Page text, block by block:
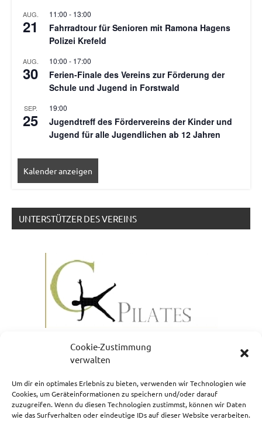
Cookie-Zustimmung
verwalten
Um dir ein optimales Erlebnis zu bieten, verwenden wir Technologien wie
Cookies, um Geräteinformationen zu speichern und/oder darauf
zuzugreifen. Wenn du diesen Technologien zustimmst, können wir Daten
wie das Surfverhalten oder eindeutige IDs auf dieser Website verarbeiten.
AUG.
21
11:00 - 13:00
Fahrradtour für Senioren mit Ramona Hagens
Polizei Krefeld
AUG.
30
10:00 - 17:00
Ferien-Finale des Vereins zur Förderung der
Schule und Jugend in Forstwald
SEP.
25
19:00
Jugendtreff des Fördervereins der Kinder und
Jugend für alle Jugendlichen ab 12 Jahren
Kalender anzeigen
UNTERSTÜTZER DES VEREINS
NEWSLETTERANMELDUNG